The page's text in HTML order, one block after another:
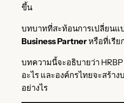
ขึ้น
บทบาทที่สะท้อนการเปลี่ยนแ
Business Partnerหรือที่เรีย
บทความนี้จะอธิบายว่า
อะไร และองค์กรไทยจะสร้า
อย่างไร